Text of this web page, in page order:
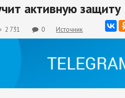
активную защиту
2 731 0 Источник